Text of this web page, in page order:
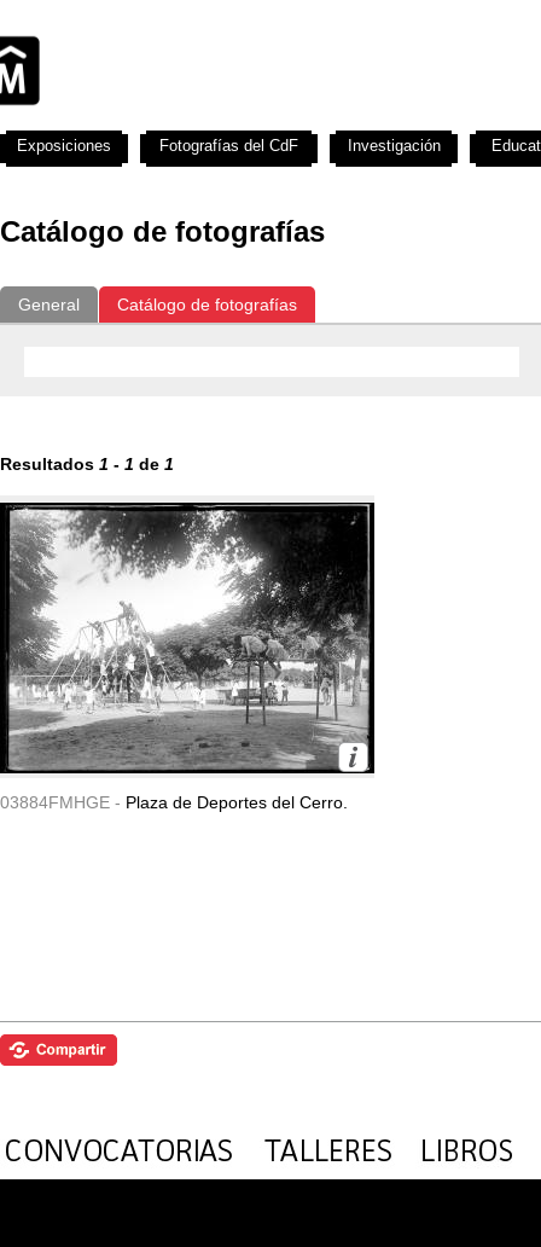
Catálogo de fotografías
General Catálogo de fotografías
Resultados 1 - 1 de 1
03884FMHGE - Plaza de Deportes del Cerro.
Exposiciones Fotografías del CdF Investigación